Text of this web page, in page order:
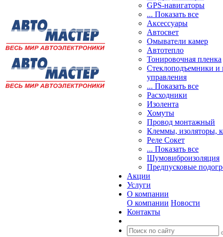
GPS-навигаторы
... Показать все
Аксессуары
Автосвет
Омыватели камер
Автотепло
Тонировочная пленка
Стеклоподъемники и
управления
... Показать все
Расходники
Изолента
Хомуты
Провод монтажный
Клеммы, изоляторы,
Реле Сокет
... Показать все
Шумовиброизоляция
Предпусковые
Акции
Услуги
О компании
О компании Новости
Контакты